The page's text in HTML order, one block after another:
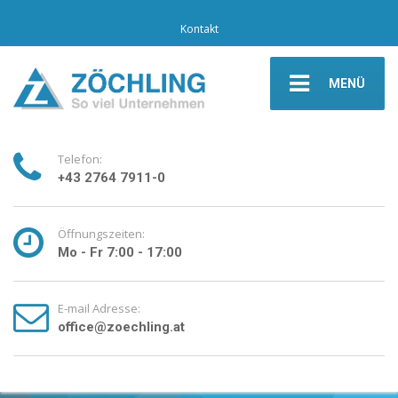
Kontakt
MENÜ
Telefon:
+43 2764 7911-0
Öffnungszeiten:
Mo - Fr 7:00 - 17:00
E-mail Adresse:
office@zoechling.at